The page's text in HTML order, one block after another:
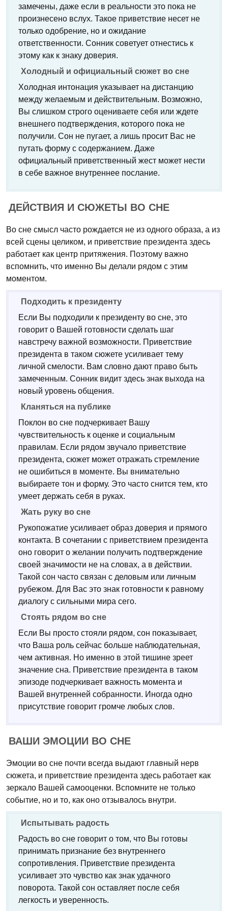
замечены, даже если в реальности это пока не
произнесено вслух. Такое приветствие несет не
только одобрение, но и ожидание
ответственности. Сонник советует отнестись к
этому как к знаку доверия.
Холодный и официальный сюжет во сне
Холодная интонация указывает на дистанцию
между желаемым и действительным. Возможно,
Вы слишком строго оцениваете себя или ждете
внешнего подтверждения, которого пока не
получили. Сон не пугает, а лишь просит Вас не
путать форму с содержанием. Даже
официальный приветственный жест может нести
в себе важное внутреннее послание.
ДЕЙСТВИЯ И СЮЖЕТЫ ВО СНЕ
Во сне смысл часто рождается не из одного образа, а из
всей сцены целиком, и приветствие президента здесь
работает как центр притяжения. Поэтому важно
вспомнить, что именно Вы делали рядом с этим
моментом.
Подходить к президенту
Если Вы подходили к президенту во сне, это
говорит о Вашей готовности сделать шаг
навстречу важной возможности. Приветствие
президента в таком сюжете усиливает тему
личной смелости. Вам словно дают право быть
замеченным. Сонник видит здесь знак выхода на
новый уровень общения.
Кланяться на публике
Поклон во сне подчеркивает Вашу
чувствительность к оценке и социальным
правилам. Если рядом звучало приветствие
президента, сюжет может отражать стремление
не ошибиться в моменте. Вы внимательно
выбираете тон и форму. Это часто снится тем, кто
умеет держать себя в руках.
Жать руку во сне
Рукопожатие усиливает образ доверия и прямого
контакта. В сочетании с приветствием президента
оно говорит о желании получить подтверждение
своей значимости не на словах, а в действии.
Такой сон часто связан с деловым или личным
рубежом. Для Вас это знак готовности к равному
диалогу с сильными мира сего.
Стоять рядом во сне
Если Вы просто стояли рядом, сон показывает,
что Ваша роль сейчас больше наблюдательная,
чем активная. Но именно в этой тишине зреет
значение сна. Приветствие президента в таком
эпизоде подчеркивает важность момента и
Вашей внутренней собранности. Иногда одно
присутствие говорит громче любых слов.
ВАШИ ЭМОЦИИ ВО СНЕ
Эмоции во сне почти всегда выдают главный нерв
сюжета, и приветствие президента здесь работает как
зеркало Вашей самооценки. Вспомните не только
событие, но и то, как оно отзывалось внутри.
Испытывать радость
Радость во сне говорит о том, что Вы готовы
принимать признание без внутреннего
сопротивления. Приветствие президента
усиливает это чувство как знак удачного
поворота. Такой сон оставляет после себя
легкость и уверенность.